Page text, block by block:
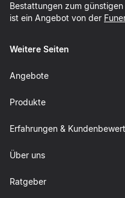
Bestattungen zum
ist ein Angebot von der
Weitere Seiten
Angebote
Produkte
Erfahrungen &
Über uns
Ratgeber